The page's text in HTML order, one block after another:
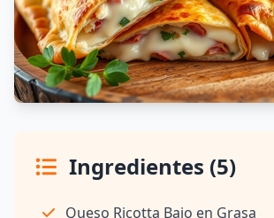
Ingredientes (5)
Queso Ricotta Bajo en Grasa